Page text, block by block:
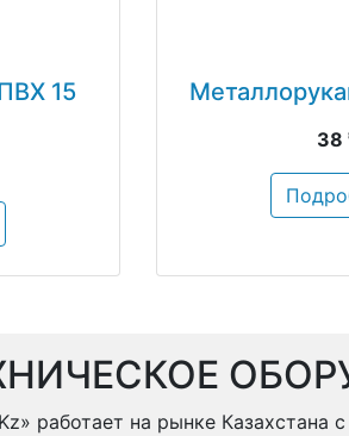
15
38
работает на рынке Казахстана